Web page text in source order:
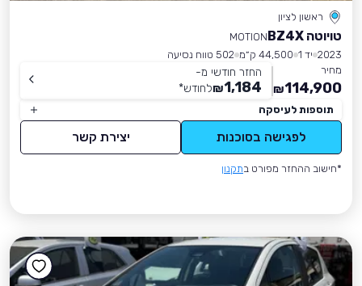
ראשון לציון
טויוטה BZ4X
MOTION
2023 יד 1 44,500 ק״מ
502 טווח נסיעה
מחיר
114,900
₪
החזר חודשי מ-
1,184
₪לחודש*
תוספות לעיסקה
לפגישה בסוכנות יצירת קשר
*חישוב ההחזר מפורט בתקנון